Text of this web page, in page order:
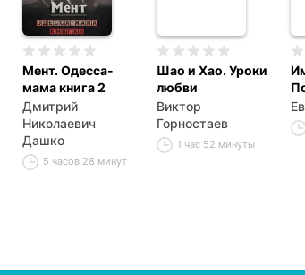
Мент. Одесса-
мама книга 2
Дмитрий
Николаевич
Дашко
5 часов 28 минут
Шао и Хао. Уроки
любви
Виктор
Горностаев
1 час 52 минуты